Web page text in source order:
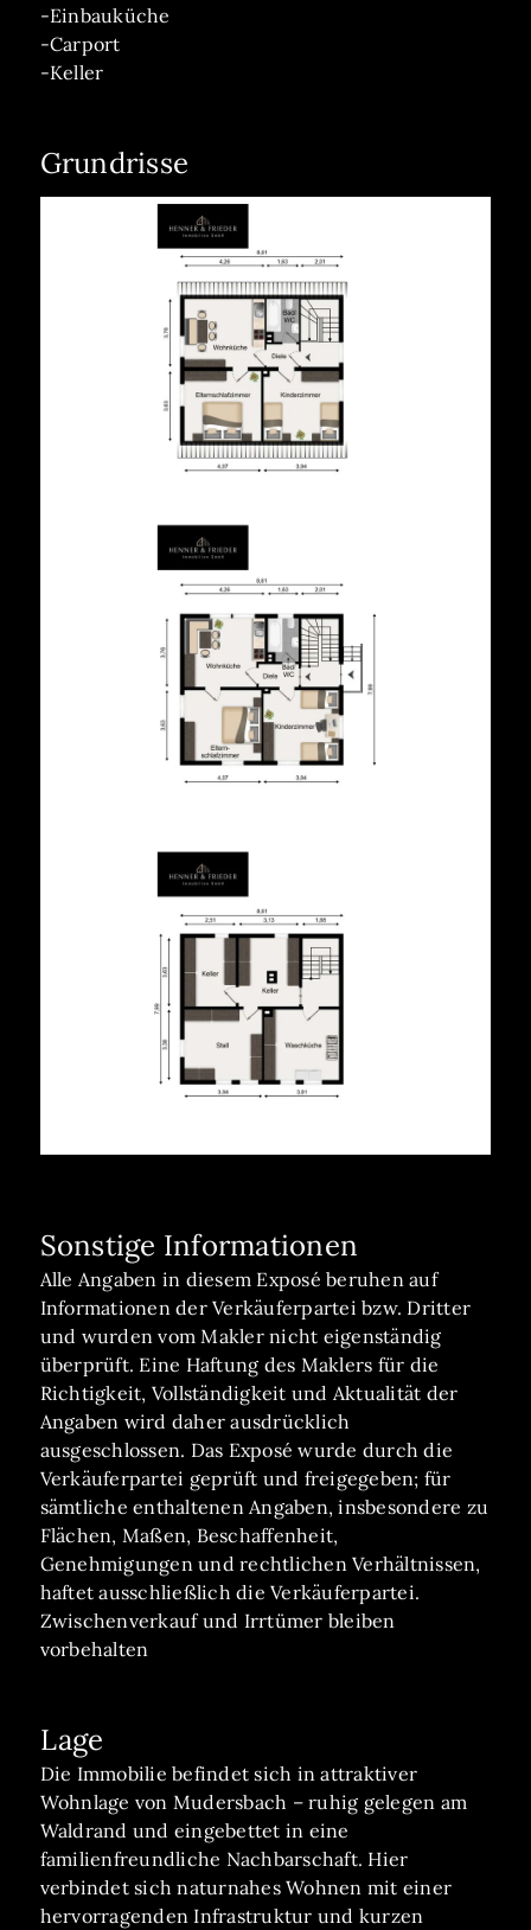
-Einbauküche
-Carport
-Keller
Grundrisse
Sonstige Informationen
Alle Angaben in diesem Exposé beruhen auf
Informationen der Verkäuferpartei bzw. Dritter
und wurden vom Makler nicht eigenständig
überprüft. Eine Haftung des Maklers für die
Richtigkeit, Vollständigkeit und Aktualität der
Angaben wird daher ausdrücklich
ausgeschlossen. Das Exposé wurde durch die
Verkäuferpartei geprüft und freigegeben; für
sämtliche enthaltenen Angaben, insbesondere zu
Flächen, Maßen, Beschaffenheit,
Genehmigungen und rechtlichen Verhältnissen,
haftet ausschließlich die Verkäuferpartei.
Zwischenverkauf und Irrtümer bleiben
vorbehalten
Lage
Die Immobilie befindet sich in attraktiver
Wohnlage von Mudersbach – ruhig gelegen am
Waldrand und eingebettet in eine
familienfreundliche Nachbarschaft. Hier
verbindet sich naturnahes Wohnen mit einer
hervorragenden Infrastruktur und kurzen